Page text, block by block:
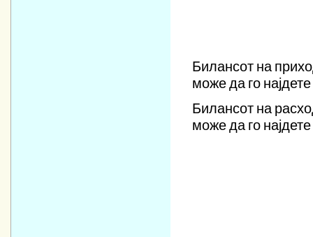
Билансот на
може да го најдете
Билансот на
може да го најдете